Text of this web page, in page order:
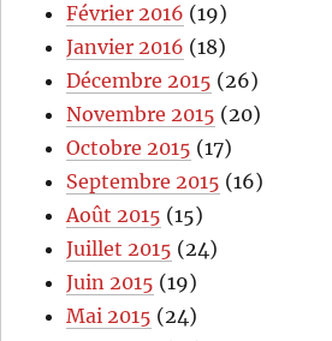
Février 2016 (19)
Janvier 2016 (18)
Décembre 2015 (26)
Novembre 2015 (20)
Octobre 2015 (17)
Septembre 2015 (16)
Août 2015 (15)
Juillet 2015 (24)
Juin 2015 (19)
Mai 2015 (24)